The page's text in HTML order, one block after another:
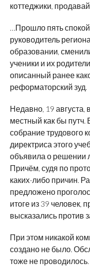
коттеджики, продавай
…Прошло пять
руководитель
образовании,
ученики и их
описанный ранее
реформаторский зуд.
Недавно, 19
местный как бы путч.
собрание трудового
директриса этого
объявила о решении
Причём, судя по
каких-либо причин.
предложено
итоге из 39 человек,
высказались против
При этом никакой
создано не было.
тоже не